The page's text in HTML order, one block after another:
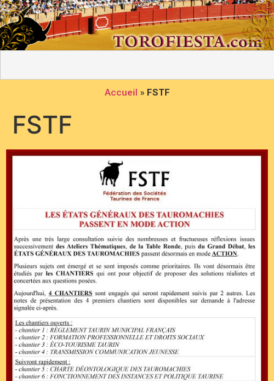
Accueil » FSTF
FSTF